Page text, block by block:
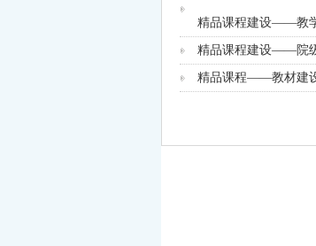
精品课程建设——教
精品课程建设——院
精品课程——教材建